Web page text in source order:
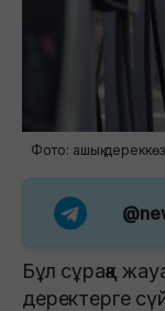
Фото: ашық дереккөз
Бұл сұраққа
деректерге